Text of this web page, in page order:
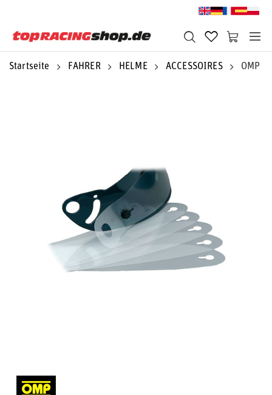
Startseite FAHRER HELME ACCESSOIRES OMP